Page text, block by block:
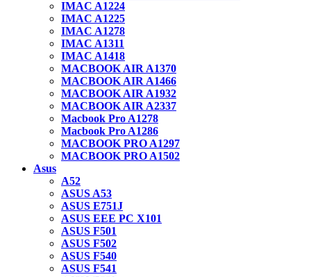
IMAC A1224
IMAC A1225
IMAC A1278
IMAC A1311
IMAC A1418
MACBOOK AIR A1370
MACBOOK AIR A1466
MACBOOK AIR A1932
MACBOOK AIR A2337
Macbook Pro A1278
Macbook Pro A1286
MACBOOK PRO A1297
MACBOOK PRO A1502
Asus
A52
ASUS A53
ASUS E751J
ASUS EEE PC X101
ASUS F501
ASUS F502
ASUS F540
ASUS F541